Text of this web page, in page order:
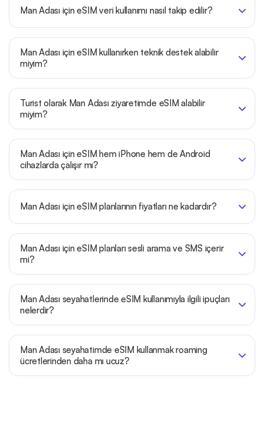
Man Adası için eSIM veri kullanımı nasıl takip edilir?
Man Adası için eSIM kullanırken teknik destek alabilir
miyim?
Turist olarak Man Adası ziyaretimde eSIM alabilir
miyim?
Man Adası için eSIM hem iPhone hem de Android
cihazlarda çalışır mı?
Man Adası için eSIM planlarının fiyatları ne kadardır?
Man Adası için eSIM planları sesli arama ve SMS içerir
mi?
Man Adası seyahatlerinde eSIM kullanımıyla ilgili ipuçları
nelerdir?
Man Adası seyahatimde eSIM kullanmak roaming
ücretlerinden daha mı ucuz?